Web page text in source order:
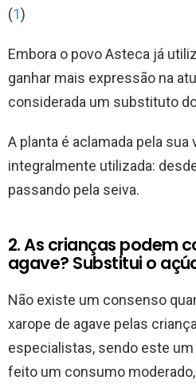
(1)
Embora o povo Asteca já
ganhar mais expressão na
considerada um substituto
A planta é aclamada pela
integralmente utilizada:
passando pela seiva.
2. As crianças podem
agave? Substitui o
Não existe um consenso
xarope de agave pelas
especialistas, sendo este
feito um consumo